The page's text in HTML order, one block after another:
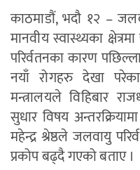
काठमाडौं, भदौ १२ –
मानवीय स्वास्थ्यका
परिर्वतनका कारण
नयाँ रोगहरु देखा
मन्त्रालयले विहिबार
सुधार विषय
महेन्द्र श्रेष्ठले जलवायु
प्रकोप बढ्दै गएको बताए ।